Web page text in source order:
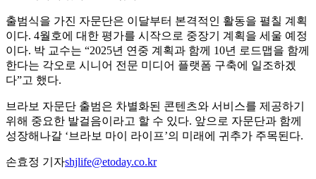
출범식을 가진 자문단은 이달부터 본격적인 활동을 펼칠 계획
이다. 4월호에 대한 평가를 시작으로 중장기 계획을 세울 예정
이다. 박 교수는 “2025년 연중 계획과 함께 10년 로드맵을 함께
한다는 각오로 시니어 전문 미디어 플랫폼 구축에 일조하겠
다”고 했다.
브라보 자문단 출범은 차별화된 콘텐츠와 서비스를 제공하기
위해 중요한 발걸음이라고 할 수 있다. 앞으로 자문단과 함께
성장해나갈 ‘브라보 마이 라이프’의 미래에 귀추가 주목된다.
손효정 기자shjlife@etoday.co.kr